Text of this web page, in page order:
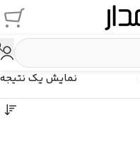
نمایش یک نتیجه